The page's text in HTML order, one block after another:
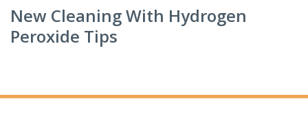
New Cleaning With Hydrogen
Peroxide Tips